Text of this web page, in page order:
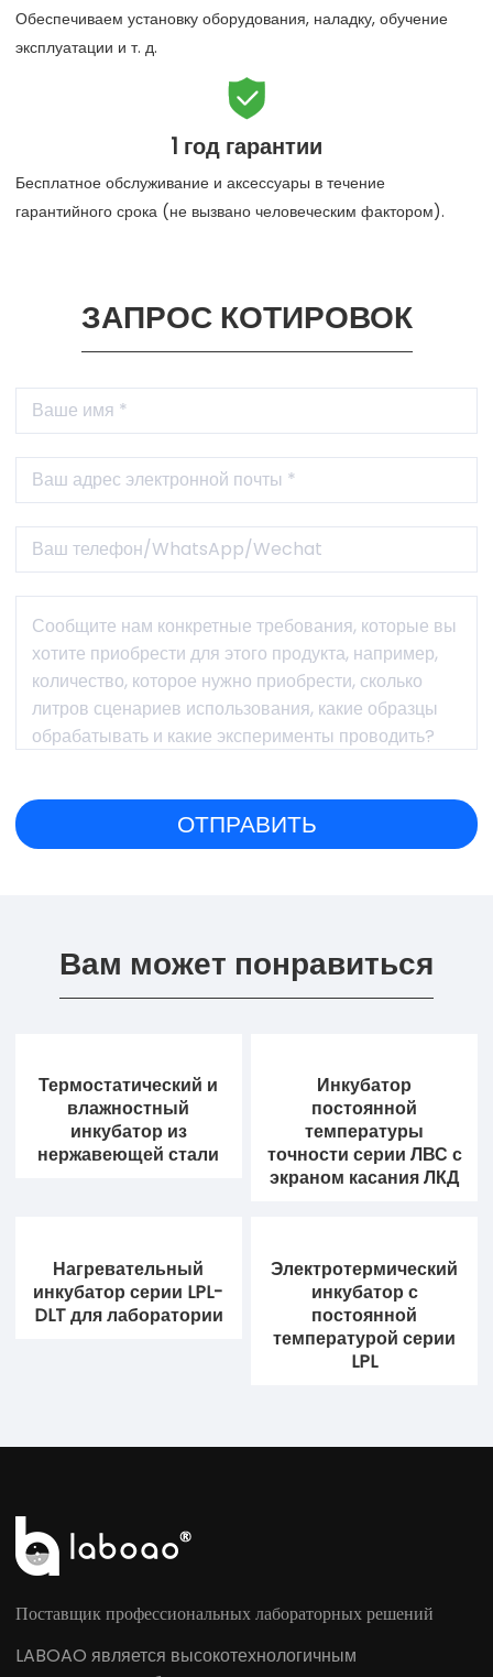
Обеспечиваем установку оборудования, наладку, обучение
эксплуатации и т. д.

1 год гарантии
Бесплатное обслуживание и аксессуары в течение
гарантийного срока (не вызвано человеческим фактором).
ЗАПРОС КОТИРОВОК
Вам может понравиться
Термостатический и
влажностный
инкубатор из
Инкубатор
постоянной
температуры
точности серии ЛВС с